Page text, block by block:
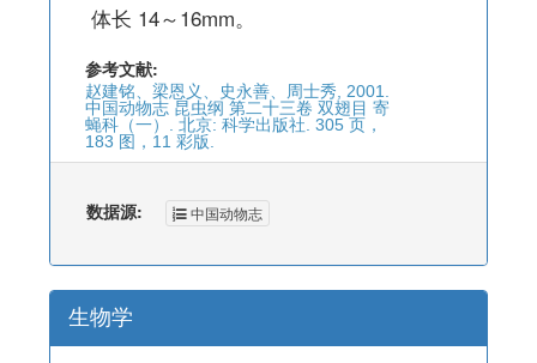
体长 14～16mm。
参考文献:
赵建铭、梁恩义、史永善、周士秀, 2001.
中国动物志 昆虫纲 第二十三卷 双翅目 寄
蝇科（一）. 北京: 科学出版社. 305 页，
183 图，11 彩版.
数据源: 中国动物志
生物学